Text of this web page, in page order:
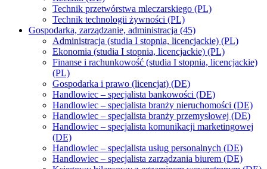
Technik przetwórstwa mleczarskiego (PL)
Technik technologii żywności (PL)
Gospodarka, zarządzanie, administracja (45)
Administracja (studia I stopnia, licencjackie) (PL)
Ekonomia (studia I stopnia, licencjackie) (PL)
Finanse i rachunkowość (studia I stopnia, licencjackie)
(PL)
Gospodarka i prawo (licencjat) (DE)
Handlowiec – specjalista bankowości (DE)
Handlowiec – specjalista branży nieruchomości (DE)
Handlowiec – specjalista branży przemysłowej (DE)
Handlowiec – specjalista komunikacji marketingowej
(DE)
Handlowiec – specjalista usług personalnych (DE)
Handlowiec – specjalista zarządzania biurem (DE)